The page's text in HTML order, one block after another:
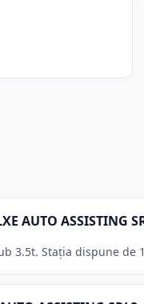
AUTO ASSISTING
3.5t. Stația dispune